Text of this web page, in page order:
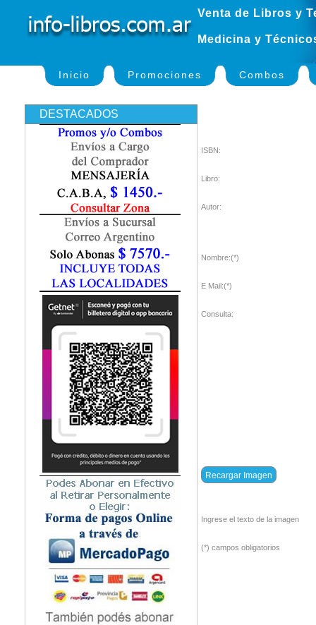
Venta de Libros y
Medicina y
Inicio Promociones Combos
DESTACADOS
ISBN:
Libro:
Autor:
Nombre:(*)
E Mail:(*)
Consulta:
Ingrese el texto de la imagen
(*) campos obligatorios